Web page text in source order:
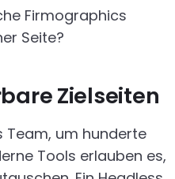
Firmographics
Seite?
Zielseiten
Team, um hunderte
Tools erlauben es,